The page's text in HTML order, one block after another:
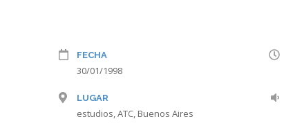
FECHA
30/01/1998
LUGAR
estudios, ATC, Buenos Aires